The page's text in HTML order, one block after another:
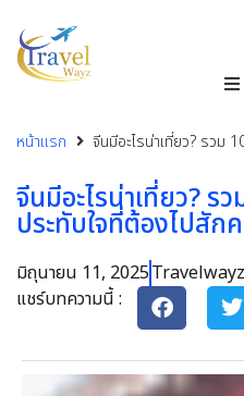
หน้าแรก จีนมีอะไรน่าเที่ยว? รวม
จีนมีอะไรน่าเที่ยว? ร
ประทับใจที่ต้องไปสัก
มิถุนายน 11, 2025
แชร์บทความนี้ :